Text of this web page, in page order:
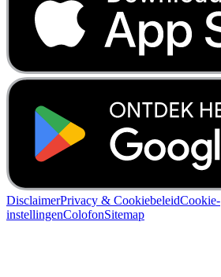
DisclaimerPrivacy & CookiebeleidCookie-
instellingenColofonSitemap